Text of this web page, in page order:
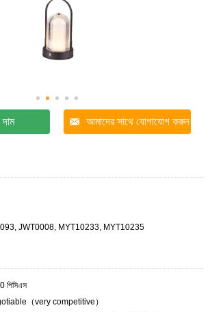
আমাদের সাথে যোগাযোগ করুন
JWT0008, MYT10233, MYT10235
পিসিএস
（very competitive）